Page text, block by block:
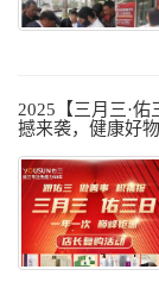
2025【三月三·
撼来袭，健康好物